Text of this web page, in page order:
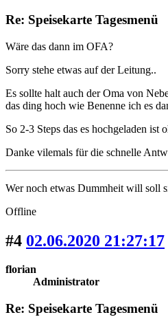
Re: Speisekarte Tagesmenü
Wäre das dann im OFA?
Sorry stehe etwas auf der Leitung..
Es sollte halt auch der Oma von
das ding hoch wie Benenne ich es
So 2-3 Steps das es hochgeladen ist
Danke vilemals für die schnelle
Wer noch etwas Dummheit will soll
Offline
#4 02.06.2020 21:27:17
florian
Administrator
Re: Speisekarte Tagesmenü